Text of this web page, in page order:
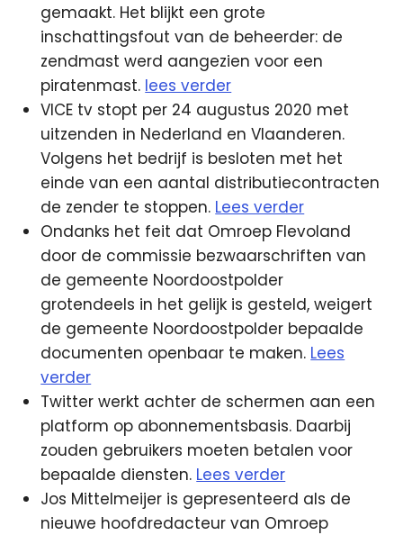
gemaakt. Het blijkt een grote
inschattingsfout van de beheerder: de
zendmast werd aangezien voor een
piratenmast. lees verder
VICE tv stopt per 24 augustus 2020 met
uitzenden in Nederland en Vlaanderen.
Volgens het bedrijf is besloten met het
einde van een aantal distributiecontracten
de zender te stoppen. Lees verder
Ondanks het feit dat Omroep Flevoland
door de commissie bezwaarschriften van
de gemeente Noordoostpolder
grotendeels in het gelijk is gesteld, weigert
de gemeente Noordoostpolder bepaalde
documenten openbaar te maken. Lees
verder
Twitter werkt achter de schermen aan een
platform op abonnementsbasis. Daarbij
zouden gebruikers moeten betalen voor
bepaalde diensten. Lees verder
Jos Mittelmeijer is gepresenteerd als de
nieuwe hoofdredacteur van Omroep